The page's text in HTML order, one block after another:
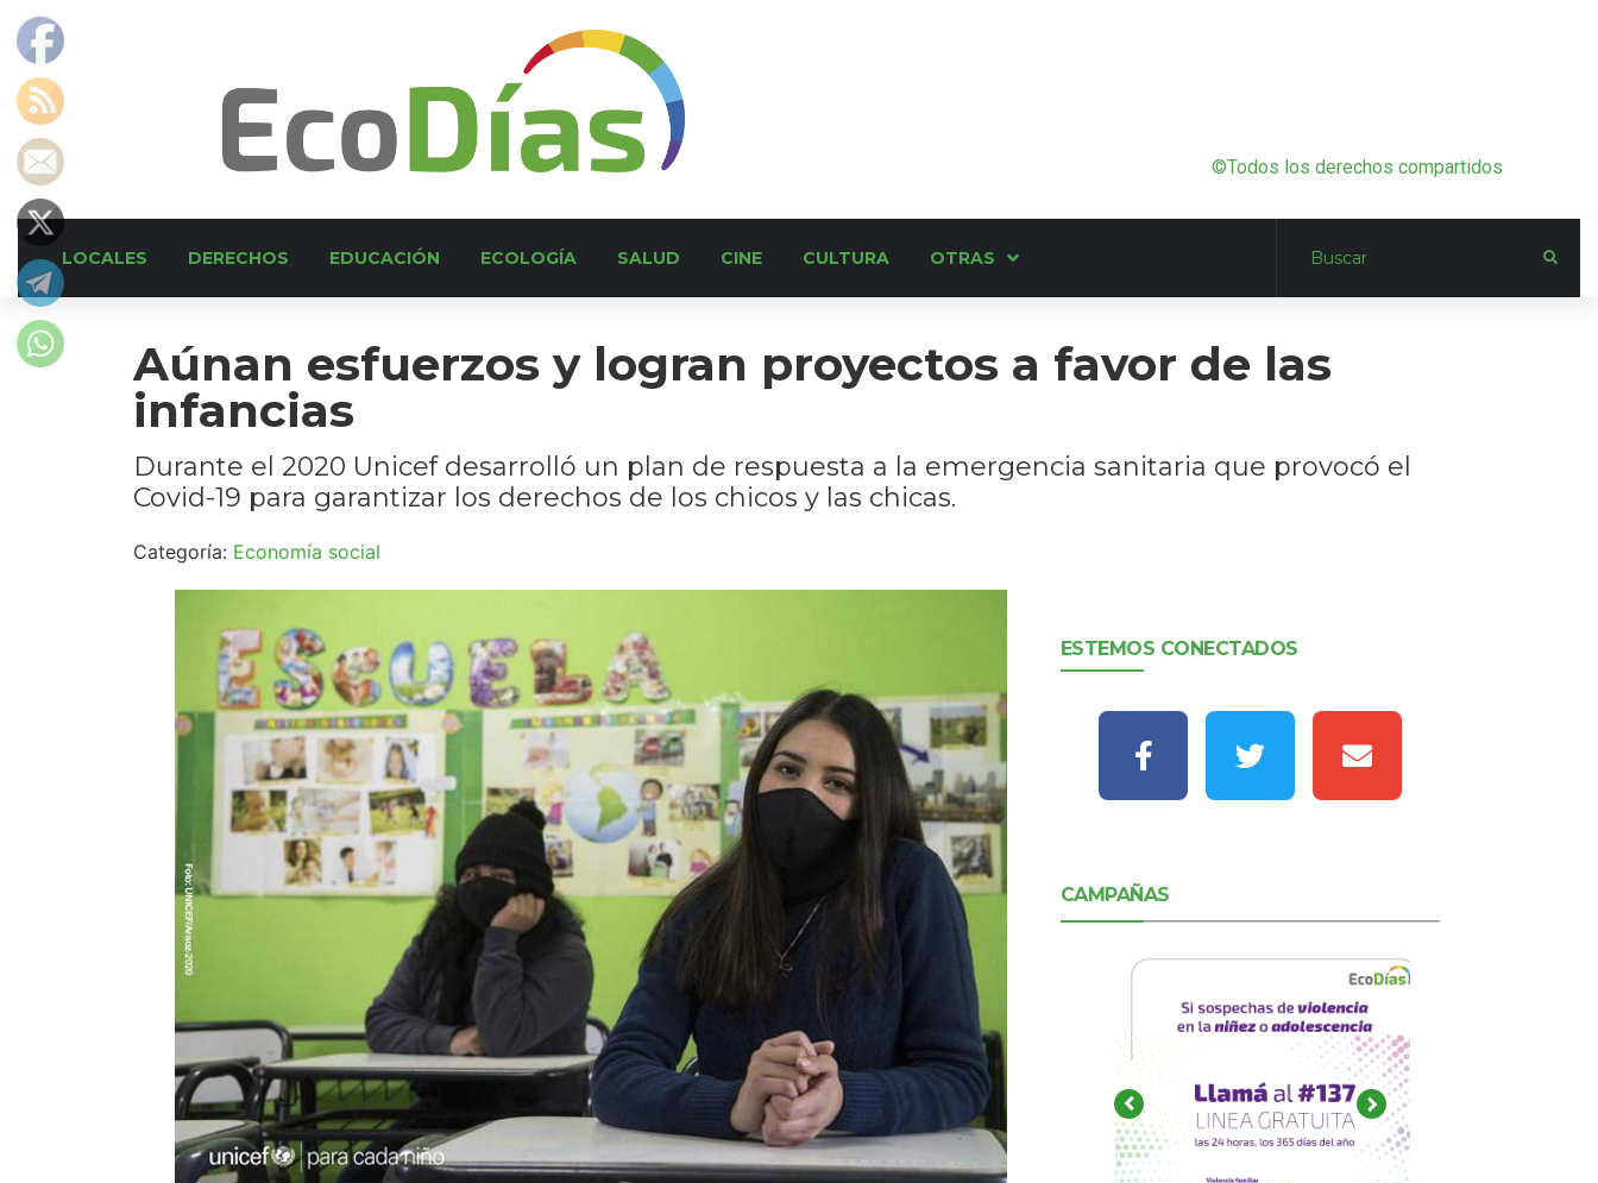
©Todos los derechos compartidos
LOCALES DERECHOS EDUCACIÓN ECOLOGÍA SALUD CINE CULTURA OTRAS
Aúnan esfuerzos y logran proyectos a favor de las
infancias
Durante el 2020 Unicef desarrolló un plan de respuesta a la emergencia sanitaria que provocó el
Covid-19 para garantizar los derechos de los chicos y las chicas.
Categoría: Economía social
ESTEMOS CONECTADOS
CAMPAÑAS